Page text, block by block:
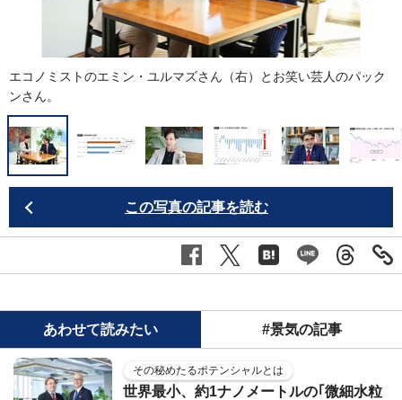
エコノミストのエミン・ユルマズさん（右）とお笑い芸人のパック
ンさん。
この写真の記事を読む
あわせて読みたい #景気の記事
その秘めたるポテンシャルとは
世界最小、約1ナノメートルの｢微細水粒